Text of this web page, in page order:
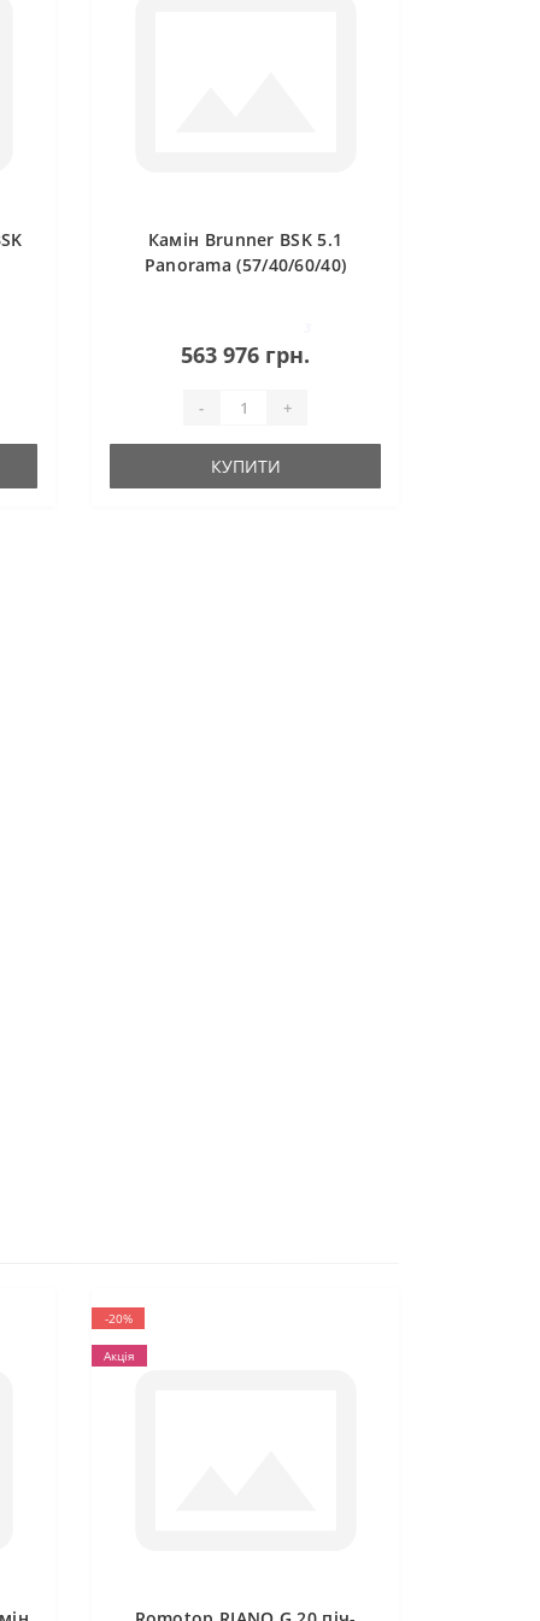
Камін Brunner BSK 5.1
Panorama (57/40/60/40)
563 976 грн.
- +
КУПИТИ
-20%
Акція